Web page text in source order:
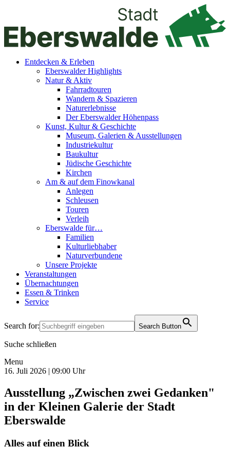
Entdecken & Erleben
Eberswalder Highlights
Natur & Aktiv
Fahrradtouren
Wandern & Spazieren
Naturerlebnisse
Der Eberswalder Höhenpass
Kunst, Kultur & Geschichte
Museum, Galerien & Ausstellungen
Industriekultur
Baukultur
Jüdische Geschichte
Kirchen
Am & auf dem Finowkanal
Anlegen
Schleusen
Touren
Verleih
Eberswalde für…
Familien
Kulturliebhaber
Naturverbundene
Unsere Projekte
Veranstaltungen
Übernachtungen
Essen & Trinken
Service
Search for: Search Button
Suche schließen
Menu
16. Juli 2026 | 09:00 Uhr
Ausstellung „Zwischen zwei Gedanken"
in der Kleinen Galerie der Stadt
Eberswalde
Alles auf einen Blick